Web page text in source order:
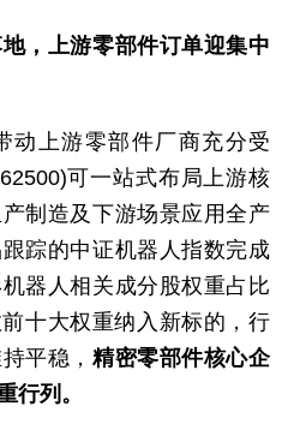
，上游零部件订单迎集中
动上游零部件厂商充分受
可一站式布局上游核
制造及下游场景应用全产
踪的中证机器人指数完成
器人相关成分股权重占比
十大权重纳入新标的，行
平稳， 精密零部件核心企
行列。